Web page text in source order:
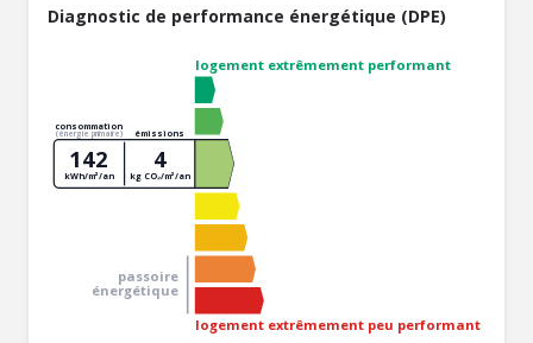
Diagnostic de performance énergétique (DPE)
logement extrêmement performant
logement extrêmement peu performant
passoire
énergétique
consommation
(énergie primaire) émissions
142
kWh/m²/an
4
kg CO₂/m²/an